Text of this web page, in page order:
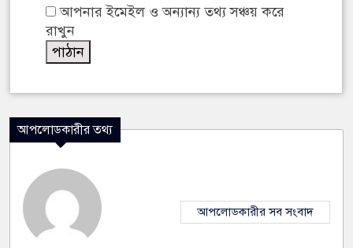
আপনার ইমেইল ও অন্যান্য তথ্য সঞ্চয় করে
রাখুন
আপলোডকারীর তথ্য
আপলোডকারীর সব সংবাদ